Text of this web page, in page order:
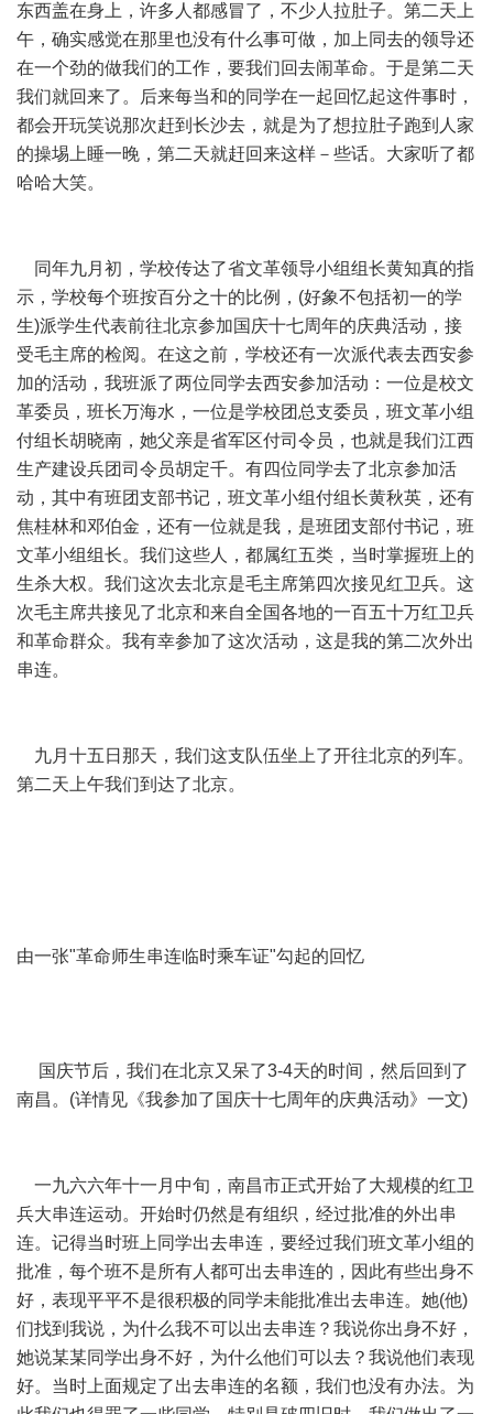
东西盖在身上，许多人都感冒了，不少人拉肚子。第二天上
午，确实感觉在那里也没有什么事可做，加上同去的领导还
在一个劲的做我们的工作，要我们回去闹革命。于是第二天
我们就回来了。后来每当和的同学在一起回忆起这件事时，
都会开玩笑说那次赶到长沙去，就是为了想拉肚子跑到人家
的操埸上睡一晚，第二天就赶回来这样－些话。大家听了都
哈哈大笑。
同年九月初，学校传达了省文革领导小组组长黄知真的指
示，学校每个班按百分之十的比例，(好象不包括初一的学
生)派学生代表前往北京参加国庆十七周年的庆典活动，接
受毛主席的检阅。在这之前，学校还有一次派代表去西安参
加的活动，我班派了两位同学去西安参加活动：一位是校文
革委员，班长万海水，一位是学校团总支委员，班文革小组
付组长胡晓南，她父亲是省军区付司令员，也就是我们江西
生产建设兵团司令员胡定千。有四位同学去了北京参加活
动，其中有班团支部书记，班文革小组付组长黄秋英，还有
焦桂林和邓伯金，还有一位就是我，是班团支部付书记，班
文革小组组长。我们这些人，都属红五类，当时掌握班上的
生杀大权。我们这次去北京是毛主席第四次接见红卫兵。这
次毛主席共接见了北京和来自全国各地的一百五十万红卫兵
和革命群众。我有幸参加了这次活动，这是我的第二次外出
串连。
九月十五日那天，我们这支队伍坐上了开往北京的列车。
第二天上午我们到达了北京。
由一张"革命师生串连临时乘车证"勾起的回忆
国庆节后，我们在北京又呆了3-4天的时间，然后回到了
南昌。(详情见《我参加了国庆十七周年的庆典活动》一文)
一九六六年十一月中旬，南昌市正式开始了大规模的红卫
兵大串连运动。开始时仍然是有组织，经过批准的外出串
连。记得当时班上同学出去串连，要经过我们班文革小组的
批准，每个班不是所有人都可出去串连的，因此有些出身不
好，表现平平不是很积极的同学未能批准出去串连。她(他)
们找到我说，为什么我不可以出去串连？我说你出身不好，
她说某某同学出身不好，为什么他们可以去？我说他们表现
好。当时上面规定了出去串连的名额，我们也没有办法。为